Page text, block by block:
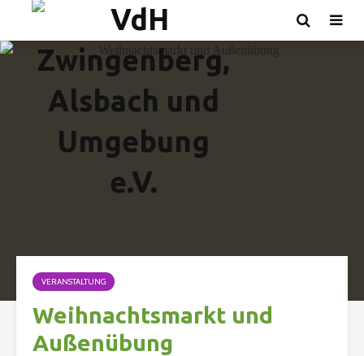
VERANSTALTUNG
Weihnachtsmarkt und
Außenübung